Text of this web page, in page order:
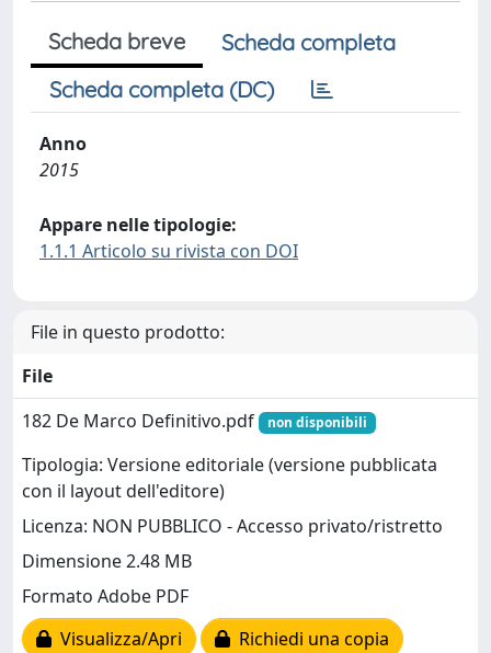
Scheda breve
Scheda completa
Scheda completa (DC)
Anno
2015
Appare nelle tipologie:
1.1.1 Articolo su rivista con DOI
File in questo prodotto:
File
182 De Marco Definitivo.pdf
non disponibili
Tipologia: Versione editoriale (versione pubblicata
con il layout dell'editore)
Licenza: NON PUBBLICO - Accesso privato/ristretto
Dimensione 2.48 MB
Formato Adobe PDF
Visualizza/Apri
Richiedi una copia